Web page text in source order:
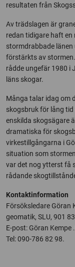
resultaten från
Av trädslagen är
redan tidigare haft en
stormdrabbade
förstärkts av
rådde ungefär 1980 i
läns skogar.
Många talar idag om
skogsbruk för lång
enskilda skogsägare
dramatiska för
virkestillgångarna i
situation som
var det nog ytterst få
rådande
Kontaktinformation
Försöksledare Göran
geomatik, SLU, 901
E-post: Göran Kempe
Tel: 090-786 82 98.